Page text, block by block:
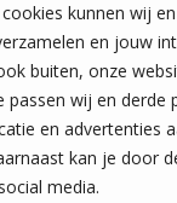
kunnen wij
en jouw
buiten, onze
passen wij en derde
en advertenties
kan je door
media.
11
Breda
5221309
Contact
Leiden
Amsterdam
Breda
Favorieten